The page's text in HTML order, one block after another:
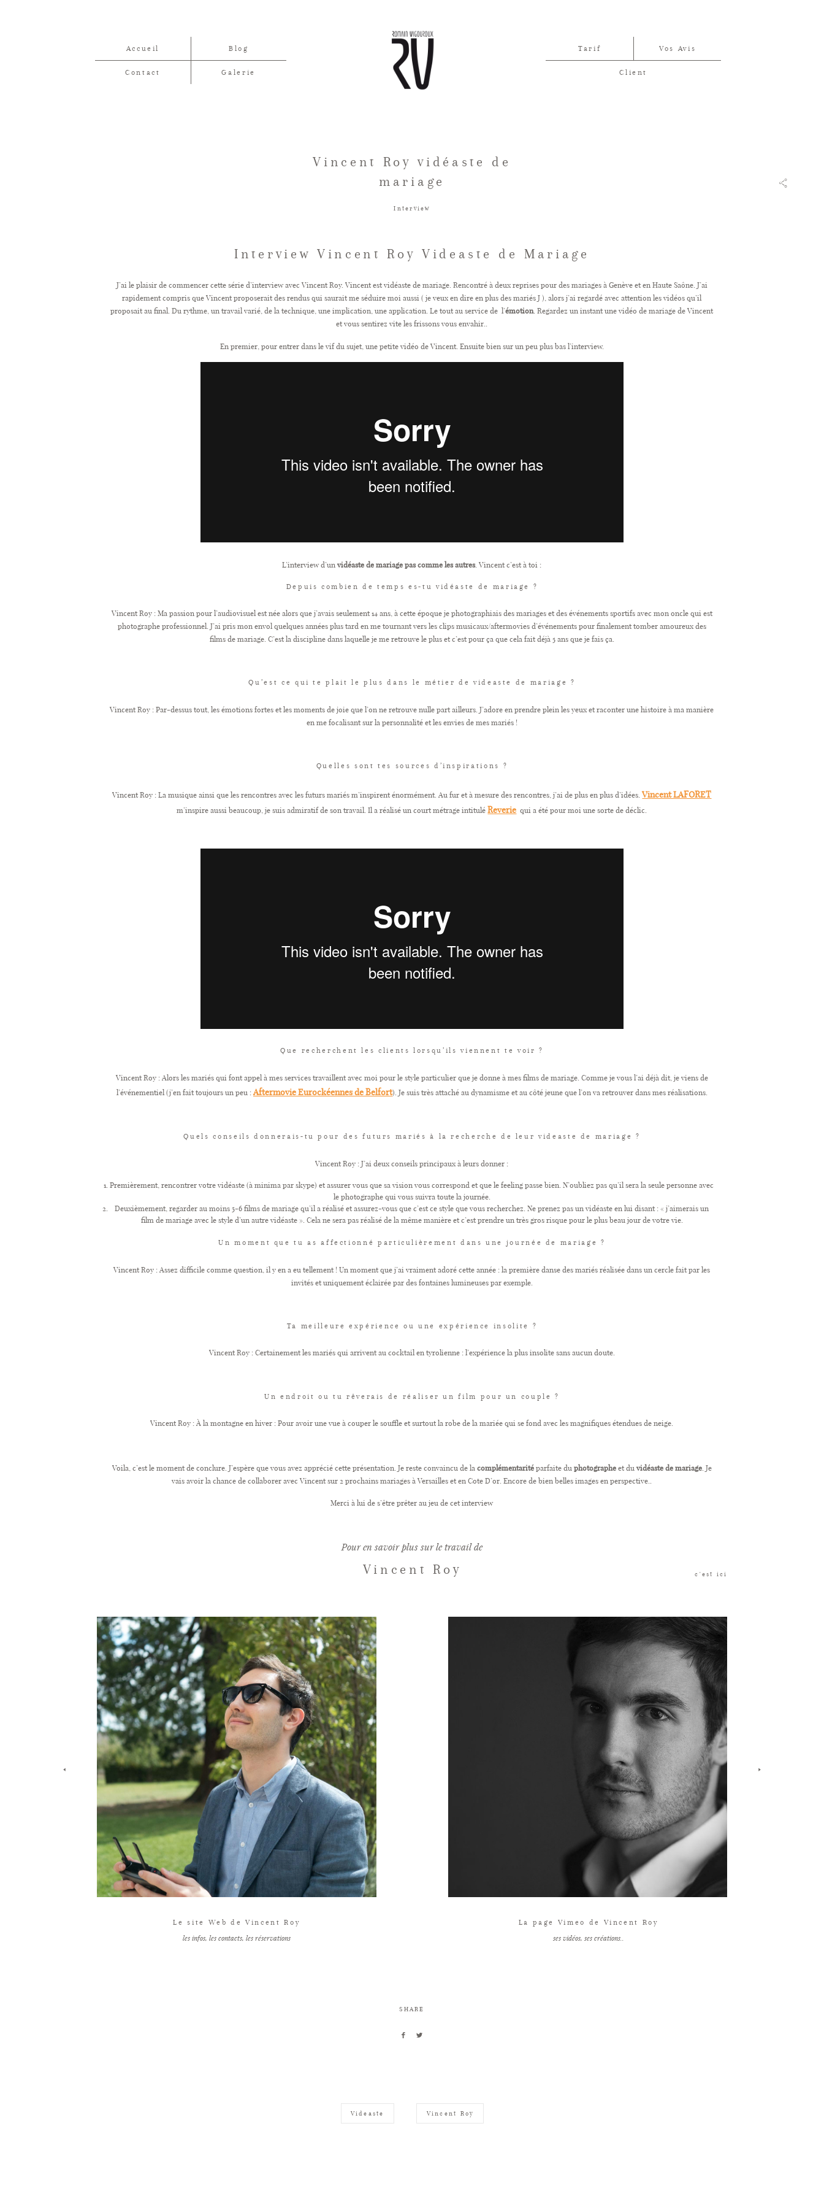
Accueil Blog
Contact Galerie
Tarif Vos Avis
Client
Vincent Roy vidéaste de
mariage
Interview
Interview Vincent Roy Videaste de Mariage
J’ai le plaisir de commencer cette série d’interview avec Vincent Roy. Vincent est vidéaste de mariage. Rencontré à deux reprises pour des mariages à Genève et en Haute Saône. J’ai
rapidement compris que Vincent proposerait des rendus qui saurait me séduire moi aussi ( je veux en dire en plus des mariés J ), alors j’ai regardé avec attention les vidéos qu’il
proposait au final. Du rythme, un travail varié, de la technique, une implication, une application. Le tout au service de l’émotion. Regardez un instant une vidéo de mariage de Vincent
et vous sentirez vite les frissons vous envahir..
En premier, pour entrer dans le vif du sujet, une petite vidéo de Vincent. Ensuite bien sur un peu plus bas l’interview.
L’interview d’unvidéaste de mariage pas comme les autres. Vincent c’est à toi :
Depuis combien de temps es-tu vidéaste de mariage ?
Vincent Roy : Ma passion pour l’audiovisuel est née alors que j’avais seulement 14 ans, à cette époque je photographiais des mariages et des événements sportifs avec mon oncle qui est
photographe professionnel. J’ai pris mon envol quelques années plus tard en me tournant vers les clips musicaux/aftermovies d’événements pour finalement tomber amoureux des
films de mariage. C’est la discipline dans laquelle je me retrouve le plus et c’est pour ça que cela fait déjà 5 ans que je fais ça.
Qu’est ce qui te plait le plus dans le métier de videaste de mariage ?
Vincent Roy : Par-dessus tout, les émotions fortes et les moments de joie que l’on ne retrouve nulle part ailleurs. J’adore en prendre plein les yeux et raconter une histoire à ma manière
en me focalisant sur la personnalité et les envies de mes mariés !
Quelles sont tes sources d’inspirations ?
Vincent Roy : La musique ainsi que les rencontres avec les futurs mariés m’inspirent énormément. Au fur et à mesure des rencontres, j’ai de plus en plus d’idées.Vincent LAFORET
m’inspire aussi beaucoup, je suis admiratif de son travail. Il a réalisé un court métrage intituléReverie qui a été pour moi une sorte de déclic.
Que recherchent les clients lorsqu’ils viennent te voir ?
Vincent Roy : Alors les mariés qui font appel à mes services travaillent avec moi pour le style particulier que je donne à mes films de mariage. Comme je vous l’ai déjà dit, je viens de
l’événementiel (j’en fait toujours un peu :Aftermovie Eurockéennes de Belfort). Je suis très attaché au dynamisme et au côté jeune que l’on va retrouver dans mes réalisations.
Quels conseils donnerais-tu pour des futurs mariés à la recherche de leur videaste de mariage ?
Vincent Roy : J’ai deux conseils principaux à leurs donner :
Premièrement, rencontrer votre vidéaste (à minima par skype) et assurer vous que sa vision vous correspond et que le feeling passe bien. N’oubliez pas qu’il sera la seule personne avec
le photographe qui vous suivra toute la journée.
Deuxièmement, regarder au moins 5-6 films de mariage qu’il a réalisé et assurez-vous que c’est ce style que vous recherchez. Ne prenez pas un vidéaste en lui disant : « j’aimerais un
film de mariage avec le style d’un autre vidéaste ». Cela ne sera pas réalisé de la même manière et c’est prendre un très gros risque pour le plus beau jour de votre vie.
Un moment que tu as affectionné particulièrement dans une journée de mariage ?
Vincent Roy : Assez difficile comme question, il y en a eu tellement ! Un moment que j’ai vraiment adoré cette année : la première danse des mariés réalisée dans un cercle fait par les
invités et uniquement éclairée par des fontaines lumineuses par exemple.
Ta meilleure expérience ou une expérience insolite ?
Vincent Roy : Certainement les mariés qui arrivent au cocktail en tyrolienne : l’expérience la plus insolite sans aucun doute.
Un endroit ou tu rêverais de réaliser un film pour un couple ?
Vincent Roy : À la montagne en hiver : Pour avoir une vue à couper le souffle et surtout la robe de la mariée qui se fond avec les magnifiques étendues de neige.
Voila, c’est le moment de conclure. J’espère que vous avez apprécié cette présentation. Je reste convaincu de la complémentaritéparfaite du photographeet du vidéaste de mariage. Je
vais avoir la chance de collaborer avec Vincent sur 2 prochains mariages à Versailles et en Cote D’or. Encore de bien belles images en perspective..
Merci à lui de s’être prêter au jeu de cet interview
Pour en savoir plus sur le travail de
Vincent Roy c'est ici
Le site Web de Vincent Roy
les infos, les contacts, les réservations
La page Vimeo de Vincent Roy
ses vidéos, ses créations..
SHARE
Videaste Vincent Roy